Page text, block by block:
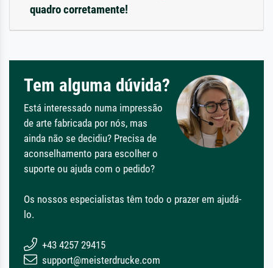
quadro corretamente!
Tem alguma dúvida?
Está interessado numa impressão
de arte fabricada por nós, mas
ainda não se decidiu? Precisa de
aconselhamento para escolher o
suporte ou ajuda com o pedido?
Os nossos especialistas têm todo o prazer em ajudá-
lo.
+43 4257 29415
support@meisterdrucke.com